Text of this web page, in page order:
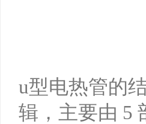
u型电热管的
辑，主要由 5